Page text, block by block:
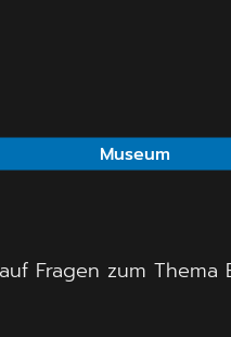
Museum
Fragen zum